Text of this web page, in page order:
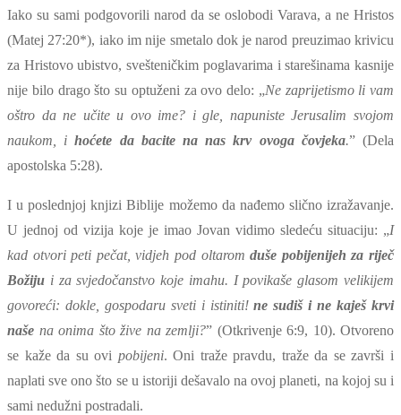
Iako su sami podgovorili narod da se oslobodi Varava, a ne Hristos
(Matej 27:20*), iako im nije smetalo dok je narod preuzimao krivicu
za Hristovo ubistvo, svešteničkim poglavarima i starešinama kasnije
nije bilo drago što su optuženi za ovo delo: „Ne zaprijetismo li vam
oštro da ne učite u ovo ime? i gle, napuniste Jerusalim svojom
naukom, ihoćete da bacite na nas krv ovoga čovjeka.” (Dela
apostolska 5:28).
I u poslednjoj knjizi Biblije možemo da nađemo slično izražavanje.
U jednoj od vizija koje je imao Jovan vidimo sledeću situaciju: „I
kad otvori peti pečat, vidjeh pod oltaromduše pobijenijeh za riječ
Božiju i za svjedočanstvo koje imahu. I povikaše glasom velikijem
govoreći: dokle, gospodaru sveti i istiniti!ne sudiš i ne kaješ krvi
naše na onima što žive na zemlji?” (Otkrivenje 6:9, 10). Otvoreno
se kaže da su ovi pobijeni. Oni traže pravdu, traže da se završi i
naplati sve ono što se u istoriji dešavalo na ovoj planeti, na kojoj su i
sami nedužni postradali.